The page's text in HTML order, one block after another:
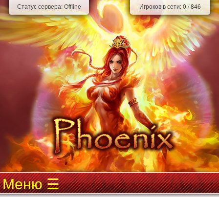
Статус сервера:Offline Игроков в сети:0 /846
Меню